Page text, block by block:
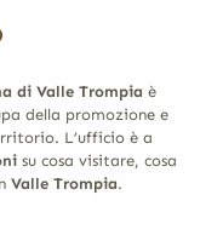
di Valle Trompia è
della promozione e
L’ufficio è a
su cosa visitare, cosa
Valle Trompia.